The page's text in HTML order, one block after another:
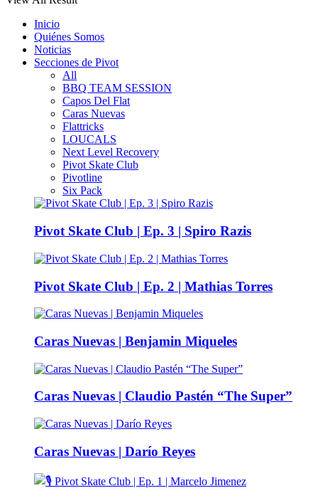
Inicio
Quiénes Somos
Noticias
Secciones de Pivot
All
BBQ TEAM SESSION
Capos Del Flat
Caras Nuevas
Flattricks
LOUCALS
Next Level Recovery
Pivot Skate Club
Pivotline
Six Pack
Pivot Skate Club | Ep. 3 | Spiro Razis
Pivot Skate Club | Ep. 2 | Mathias Torres
Caras Nuevas | Benjamin Miqueles
Caras Nuevas | Claudio Pastén “The Super”
Caras Nuevas | Darío Reyes